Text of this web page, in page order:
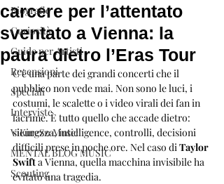
Biografie
Curiosità
Guide per Artisti
Recensioni
Speciali
Interviste
ViKingSo Music
MENTAL BLOG MUSIC
Scouting
carcere per l’attentato
sventato a Vienna: la
paura dietro l’Eras Tour
C’è una parte dei grandi concerti che il
pubblico non vede mai. Non sono le luci, i
costumi, le scalette o i video virali dei fan in
lacrime. È tutto quello che accade dietro:
sicurezza, intelligence, controlli, decisioni
difficili prese in poche ore. Nel caso di Taylor
Swift a Vienna, quella macchina invisibile ha
evitato una tragedia.